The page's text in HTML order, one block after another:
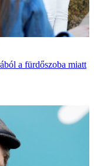
a fürdőszoba miatt